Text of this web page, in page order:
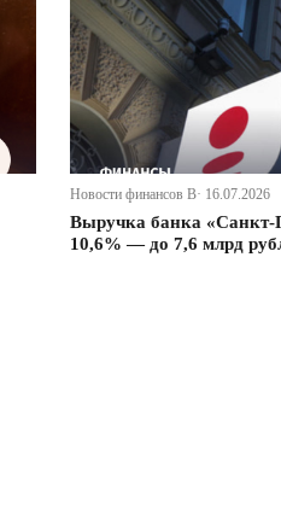
Новости финансов В· 16.07.2026
Выручка банка «Санкт-
10,6% — до 7,6 млрд